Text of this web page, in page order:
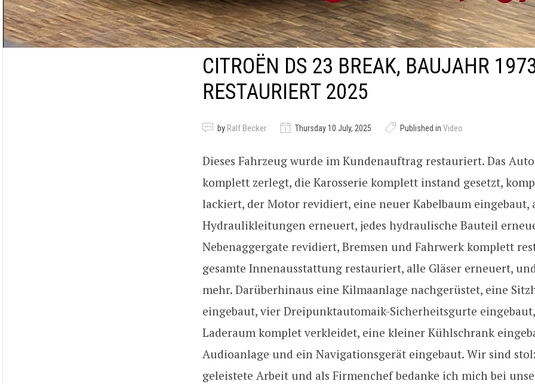
CITROËN DS 23 BREAK, BAUJAHR
RESTAURIERT 2025
by Ralf Becker Thursday 10 July, 2025 Published in Video
Dieses Fahrzeug wurde im Kundenauftrag restauriert. Das
komplett zerlegt, die Karosserie komplett instand gesetzt,
lackiert, der Motor revidiert, eine neuer Kabelbaum eingebaut,
Hydraulikleitungen erneuert, jedes hydraulische Bauteil
Nebenaggergate revidiert, Bremsen und Fahrwerk komplett
gesamte Innenausstattung restauriert, alle Gläser erneuert,
mehr. Darüberhinaus eine Kilmaanlage nachgerüstet, eine
eingebaut, vier Dreipunktautomaik-Sicherheitsgurte
Laderaum komplet verkleidet, eine kleiner Kühlschrank
Audioanlage und ein Navigationsgerät eingebaut. Wir sind
geleistete Arbeit und als Firmenchef bedanke ich mich bei